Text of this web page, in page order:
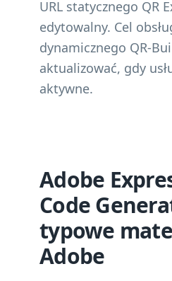
URL statycznego QR
edytowalny. Cel
dynamicznego QR-
aktualizować, gdy
aktywne.
Adobe
Code
typowe
Adobe